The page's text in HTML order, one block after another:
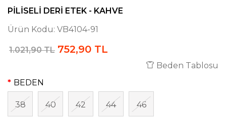
PILISELI DERI ETEK - KAHVE
Ürün Kodu: VB4104-91
1.021,90 TL 752,90 TL
Beden Tablosu
BEDEN
38 40 42 44 46